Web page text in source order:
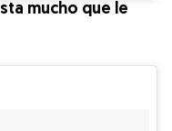
mucho que le